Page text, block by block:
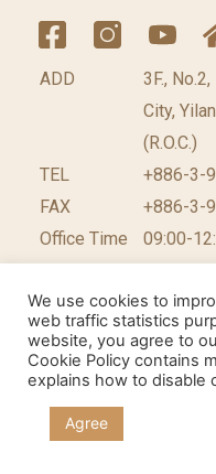
ADD
3F.,
City,
(R.O.C.)
TEL
+886-3-
FAX
+886-3-
Office Time
09:00-
©2026 台灣休閒農業
司: 振作國際
Cookie聲明
We use cookies to
web traffic statistics
website, you agree to
Cookie Policy contains
explains how to disable
Agree